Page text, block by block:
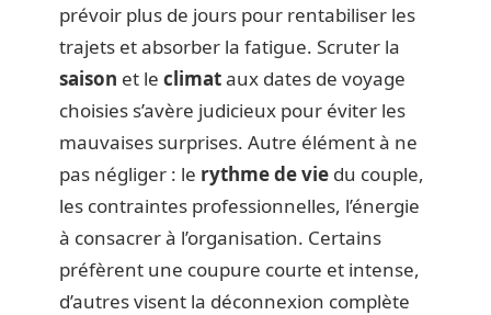
prévoir plus de jours pour rentabiliser les
trajets et absorber la fatigue. Scruter la
saison et le climataux dates de voyage
choisies s’avère judicieux pour éviter les
mauvaises surprises. Autre élément à ne
pas négliger : le rythme de vie du couple,
les contraintes professionnelles, l’énergie
à consacrer à l’organisation. Certains
préfèrent une coupure courte et intense,
d’autres visent la déconnexion complète